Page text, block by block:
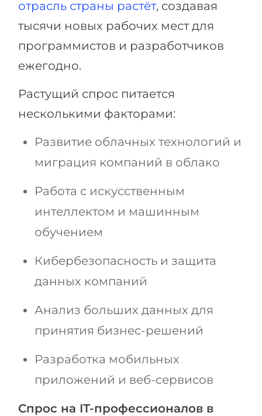
отрасль страны растёт, создавая
тысячи новых рабочих мест для
программистов и разработчиков
ежегодно.
Растущий спрос питается
несколькими факторами:
Развитие облачных технологий и
миграция компаний в облако
Работа с искусственным
интеллектом и машинным
обучением
Кибербезопасность и защита
данных компаний
Анализ больших данных для
принятия бизнес-решений
Разработка мобильных
приложений и веб-сервисов
Спрос на IT-профессионалов в